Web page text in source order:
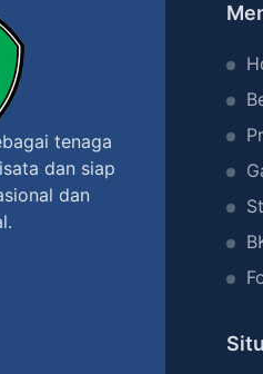
tenaga
dan siap
dan